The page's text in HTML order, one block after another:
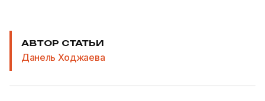
АВТОР СТАТЬИ
Данель Ходжаева